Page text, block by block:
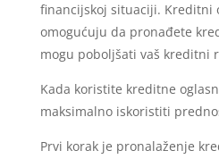
financijskoj situaciji. Kreditni
omogućuju da pronađete
mogu poboljšati vaš kreditni
Kada koristite kreditne
maksimalno iskoristiti
Prvi korak je pronalaženje